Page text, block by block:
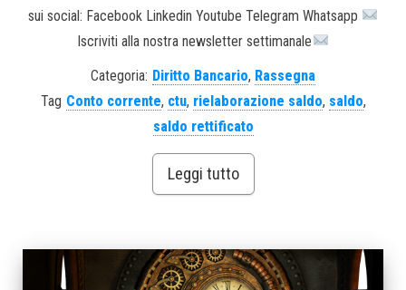
sui social: Facebook Linkedin Youtube Telegram Whatsapp
Iscriviti alla nostra newsletter settimanale
Categoria: Diritto Bancario, Rassegna
Tag Conto corrente, ctu, rielaborazione saldo, saldo,
saldo rettificato
Leggi tutto